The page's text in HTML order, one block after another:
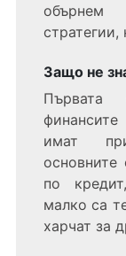
Защо не
имат
по
малко са
харчат за